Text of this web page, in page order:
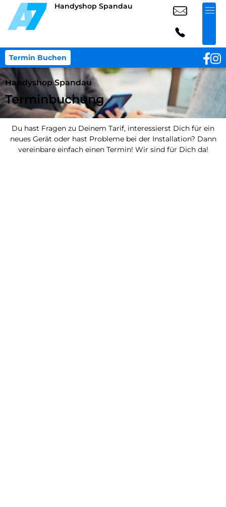
Handyshop Spandau
Termin Buchen
Handyshop Spandau
Terminbuchung
Du hast Fragen zu Deinem Tarif, interessierst Dich für ein
neues Gerät oder hast Probleme bei der Installation? Dann
vereinbare einfach einen Termin! Wir sind für Dich da!